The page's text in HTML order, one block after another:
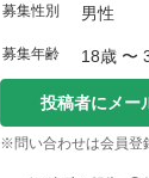
募集性別 男性
募集年齢 18歳 〜
投稿者にメー
※問い合わせは会員登